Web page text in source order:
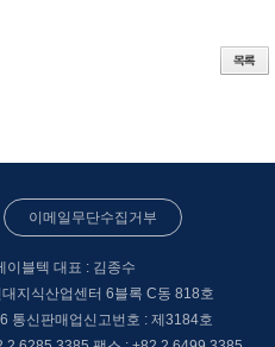
이메일무단수집거부
이블텍 대표 : 김종수
지식산업센터 6블록 C동 818호
통신판매업신고번호 : 제3184호